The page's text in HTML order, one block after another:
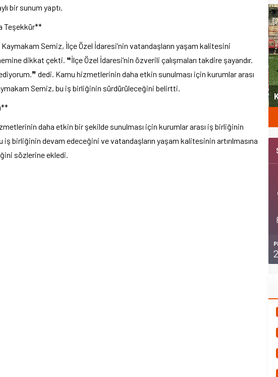
bir sunum yaptı.
Teşekkür**
Semiz, İlçe Özel İdaresi’nin vatandaşların yaşam kalitesini
dikkat çekti. ❝İlçe Özel İdaresi’nin özverili çalışmaları takdire şayandır.
dedi. Kamu hizmetlerinin daha etkin sunulması için kurumlar arası
Semiz, bu iş birliğinin sürdürüleceğini belirtti.
daha etkin bir şekilde sunulması için kurumlar arası iş birliğinin
iş birliğinin devam edeceğini ve vatandaşların yaşam kalitesinin artırılmasına
sözlerine ekledi.
Kulübüne yeni
Şubat’ta spor ve heyecan var